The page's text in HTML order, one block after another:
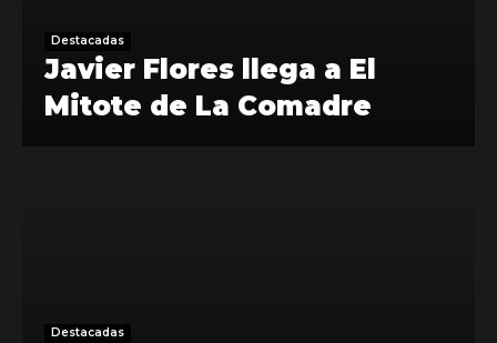
Destacadas
Javier Flores llega a El
Mitote de La Comadre
Destacadas